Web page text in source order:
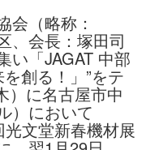
会（略称：
、会長：塚田司
い「JAGAT 中部
創る！」”をテ
）に名古屋市中
）において
光文堂新春機材展